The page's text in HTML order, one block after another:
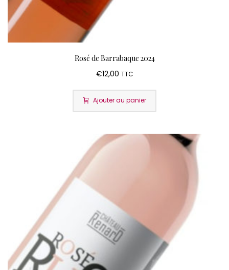
Rosé de Barrabaque 2024
€12,00 TTC
Ajouter au panier